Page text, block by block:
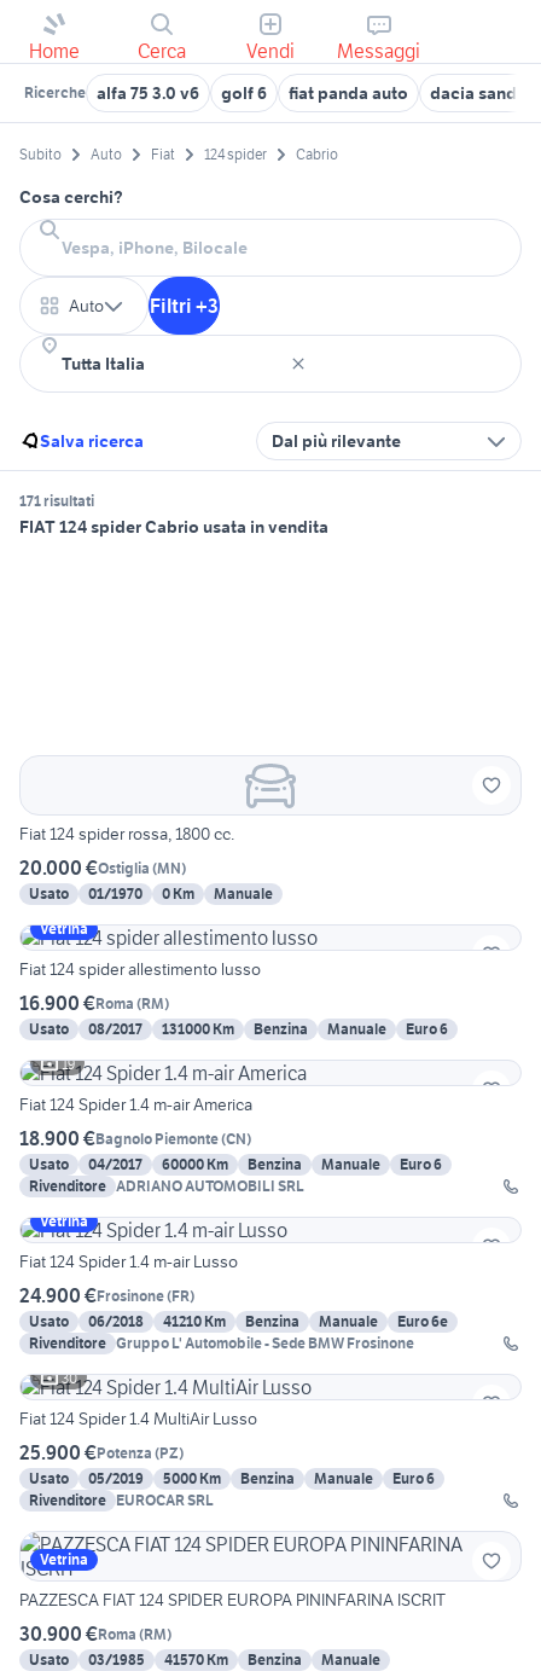
Home Cerca Vendi Messaggi
Ricerche alfa 75 3.0 v6 golf 6 fiat panda auto dacia
Subito Auto Fiat 124 spider Cabrio
Cosa cerchi?
Auto Filtri +3
Salva ricerca Dal più rilevante
171 risultati
FIAT 124 spider Cabrio usata in vendita
Fiat 124 spider rossa, 1800 cc.
20.000 €Ostiglia (MN)
Usato
01/1970 0 Km
Manuale
Vetrina
Fiat 124 spider allestimento lusso
16.900 €Roma (RM)
Usato
08/2017 131000 Km Benzina Manuale
Euro 6
19
Fiat 124 Spider 1.4 m-air America
18.900 €Bagnolo Piemonte(CN)
Usato
04/2017 60000 Km Benzina Manuale
Euro 6
Rivenditore ADRIANO AUTOMOBILI SRL
Vetrina
Fiat 124 Spider 1.4 m-air Lusso
24.900 €Frosinone(FR)
Usato
06/2018 41210 Km Benzina Manuale
Euro 6e
Rivenditore Gruppo L' Automobile - Sede BMW Frosinone
30
Fiat 124 Spider 1.4 MultiAir Lusso
25.900 €Potenza (PZ)
Usato
05/2019 5000 Km Benzina Manuale
Euro 6
Rivenditore EUROCAR SRL
Vetrina
PAZZESCA FIAT 124 SPIDER EUROPA PININFARINA ISCRIT
30.900 €Roma (RM)
Usato
03/1985 41570 Km Benzina
Manuale